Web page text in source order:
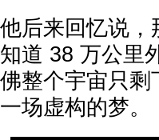
他后来回忆说，
知道 38 万公里
佛整个宇宙只剩
一场虚构的梦。